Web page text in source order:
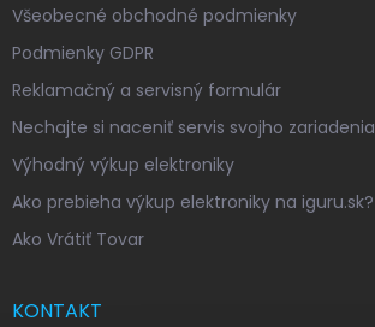
Všeobecné obchodné podmienky
Podmienky GDPR
Reklamačný a servisný formulár
Nechajte si naceniť servis svojho zariadenia
Výhodný výkup elektroniky
Ako prebieha výkup elektroniky na iguru.sk?
Ako Vrátiť Tovar
KONTAKT